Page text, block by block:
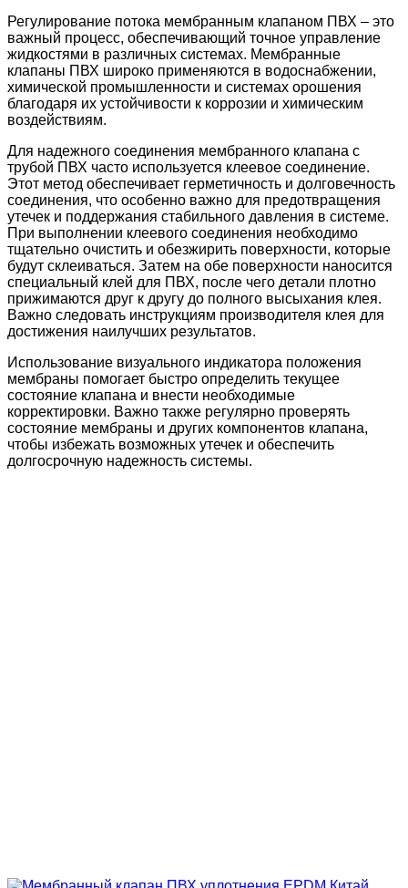
Регулирование потока мембранным клапаном ПВХ – это
важный процесс, обеспечивающий точное управление
жидкостями в различных системах. Мембранные
клапаны ПВХ широко применяются в водоснабжении,
химической промышленности и системах орошения
благодаря их устойчивости к коррозии и химическим
воздействиям.
Для надежного соединения мембранного клапана с
трубой ПВХ часто используется клеевое соединение.
Этот метод обеспечивает герметичность и долговечность
соединения, что особенно важно для предотвращения
утечек и поддержания стабильного давления в системе.
При выполнении клеевого соединения необходимо
тщательно очистить и обезжирить поверхности, которые
будут склеиваться. Затем на обе поверхности наносится
специальный клей для ПВХ, после чего детали плотно
прижимаются друг к другу до полного высыхания клея.
Важно следовать инструкциям производителя клея для
достижения наилучших результатов.
Использование визуального индикатора положения
мембраны помогает быстро определить текущее
состояние клапана и внести необходимые
корректировки. Важно также регулярно проверять
состояние мембраны и других компонентов клапана,
чтобы избежать возможных утечек и обеспечить
долгосрочную надежность системы.